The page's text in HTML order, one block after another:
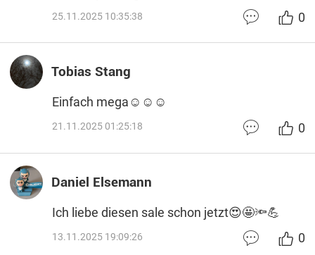
25.11.2025 10:35:38 0
Tobias Stang
Einfach mega☺️☺️☺️
21.11.2025 01:25:18 0
Daniel Elsemann
Ich liebe diesen sale schon jetzt😍🤩🔦💪
13.11.2025 19:09:26 0